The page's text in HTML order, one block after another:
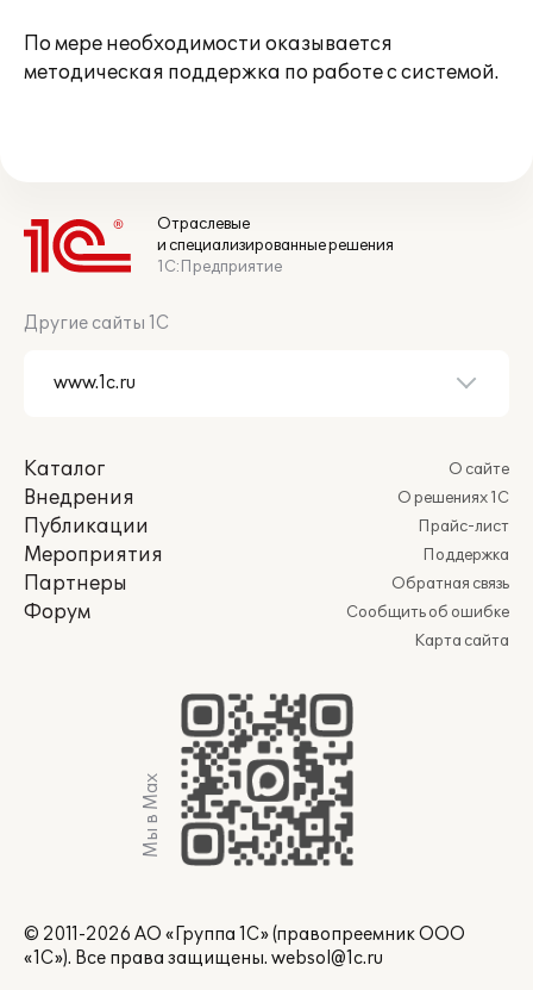
По мере необходимости оказывается
методическая поддержка по работе с системой.
Отраслевые
и специализированные решения
1С:Предприятие
Другие сайты 1С
Каталог
Внедрения
Публикации
Мероприятия
Партнеры
Форум
О сайте
О решениях 1С
Прайс-лист
Поддержка
Обратная связь
Сообщить об ошибке
Карта сайта
Мы в Max
© 2011-2026 АО «Группа 1С» (правопреемник ООО
«1С»). Все права защищены. websol@1c.ru